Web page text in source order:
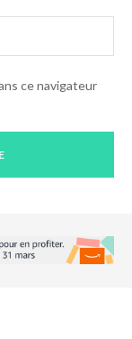
ce navigateur